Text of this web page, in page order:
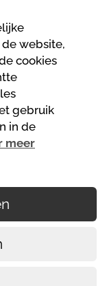
website,
cookies
gebruik
in de
meer